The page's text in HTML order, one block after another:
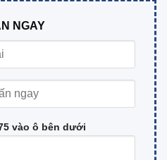
NGAY
vào ô bên dưới